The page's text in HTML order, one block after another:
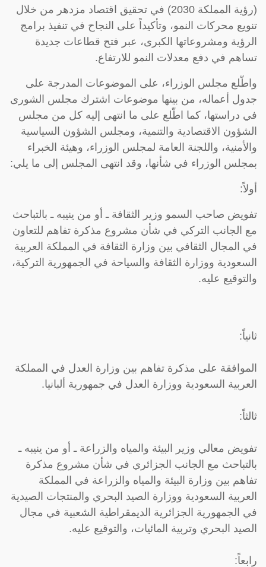
(رؤية المملكة 2030) في تحقيق اقتصاد مزدهر من خلال
تنويع محركات النمو، وتأكيداً على النجاح في تنفيذ برامج
الرؤية ومشروعاتها الكبرى، عبر فتح قطاعات جديدة
تساهم في دفع معدلات النمو للارتفاع.
واطّلع مجلس الوزراء، على الموضوعات المدرجة على
جدول أعماله، من بينها موضوعات اشترك مجلس الشورى
في دراستها، كما اطّلع على ما انتهى إليه كل من مجلس
الشؤون الاقتصادية والتنمية، ومجلس الشؤون السياسية
والأمنية، واللجنة العامة لمجلس الوزراء، وهيئة الخبراء
بمجلس الوزراء في شأنها، وقد انتهى المجلس إلى ما يلي:
أولاً:
تفويض صاحب السمو وزير الثقافة ـ أو من ينيبه ـ بالتباحث
مع الجانب التركي في شأن مشروع مذكرة تفاهم للتعاون
في المجال الثقافي بين وزارة الثقافة في المملكة العربية
السعودية ووزارة الثقافة والسياحة في الجمهورية التركية،
والتوقيع عليه.
ثانياً:
الموافقة على مذكرة تفاهم بين وزارة العدل في المملكة
العربية السعودية ووزارة العدل في جمهورية ألبانيا.
ثالثاً:
تفويض معالي وزير البيئة والمياه والزراعة ـ أو من ينيبه ـ
بالتباحث مع الجانب الجزائري في شأن مشروع مذكرة
تفاهم بين وزارة البيئة والمياه والزراعة في المملكة
العربية السعودية ووزارة الصيد البحري والمنتجات الصيدية
في الجمهورية الجزائرية الديمقراطية الشعبية في مجال
الصيد البحري وتربية المائيات، والتوقيع عليه.
رابعاً: